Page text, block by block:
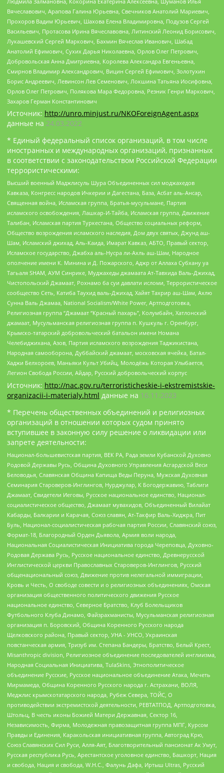
Вячеславович, Арапова Галина Юрьевна, Свечников Анатолий Мариевич,
Прохоров Вадим Юрьевич, Шахова Елена Владимировна, Подузов Сергей
Васильевич, Протасова Ирина Вячеславовна, Литинский Леонид Борисович,
Лукашевский Сергей Маркович, Бахмин Вячеслав Иванович, Шабад
Анатолий Ефимович, Сухих Дарья Николаевна, Орлов Олег Петрович,
Добровольская Анна Дмитриевна, Королева Александра Евгеньевна,
Смирнов Владимир Александрович, Вицин Сергей Ефимович, Золотухин
Борис Андреевич, Левинсон Лев Семенович, Локшина Татьяна Иосифовна,
Орлов Олег Петрович, Полякова Мара Федоровна, Резник Генри Маркович,
Захаров Герман Константинович
Источник: http://unro.minjust.ru/NKOForeignAgent.aspx
данные на 24.03.2022
* Единый федеральный список организаций, в том числе
иностранных и международных организаций, признанных
в соответствии с законодательством Российской Федерации
террористическими:
Высший военный Маджлисуль Шура Объединенных сил моджахедов
Кавказа, Конгресс народов Ичкерии и Дагестана, База, Асбат аль-Ансар,
Священная война, Исламская группа, Братья-мусульмане, Партия
исламского освобождения, Лашкар-И-Тайба, Исламская группа, Движение
Талибан, Исламская партия Туркестана, Общество социальных реформ,
Общество возрождения исламского наследия, Дом двух святых, Джунд аш-
Шам, Исламский джихад, Аль-Каида, Имарат Кавказ, АБТО, Правый сектор,
Исламское государство, Джабха аль-Нусра ли-Ахль аш-Шам, Народное
ополчение имени К. Минина и Д. Пожарского, Аджр от Аллаха Субхану уа
Тагьаля SHAM, АУМ Синрике, Муджахеды джамаата Ат-Тавхида Валь-Джихад,
Чистопольский Джамаат, Рохнамо ба суи давлати исломи, Террористическое
сообщество Сеть, Катиба Таухид валь-Джихад, Хайят Тахрир аш-Шам, Ахлю
Сунна Валь Джамаа, National Socialism/White Power, Артподготовка,
Религиозная группа “Джамаат “Красный пахарь”, Колумбайн, Хатлонский
джамаат, Мусульманская религиозная группа п. Кушкуль г. Оренбург,
Крымско-татарский добровольческий батальон имени Номана
Челебиджихана, Азов, Партия исламского возрождения Таджикистана,
Народная самооборона, Дуббайский джамаат, московская ячейка, Батал-
Хаджи Белхороев, Маньяки Культ Убийц, Молодёжь Которая Улыбается,
Легион Свобода России, Айдар, Русский добровольческий корпус
Источник: http://nac.gov.ru/terroristicheskie-i-ekstremistskie-
organizacii-i-materialy.html данные на 16.11.2023
* Перечень общественных объединений и религиозных
организаций в отношении которых судом принято
вступившее в законную силу решение о ликвидации или
запрете деятельности:
Национал-большевистская партия, ВЕК РА, Рада земли Кубанской Духовно
Родовой Державы Русь, Община Духовного Управления Асгардской Веси
Беловодья, Славянская Община Капища Веды Перуна, Мужская Духовная
Семинария Староверов-Инглингов, Нурджулар, К Богодержавию, Таблиги
Джамаат, Свидетели Иеговы, Русское национальное единство, Национал-
социалистическое общество, Джамаат мувахидов, Объединенный Вилайат
Кабарды, Балкарии и Карачая, Союз славян, Ат-Такфир Валь-Хиджра, Пит
Буль, Национал-социалистическая рабочая партия России, Славянский союз,
Формат-18, Благородный Орден Дьявола, Армия воли народа,
Национальная Социалистическая Инициатива города Череповца, Духовно-
Родовая Держава Русь, Русское национальное единство, Древнерусской
Инглистической церкви Православных Староверов-Инглингов, Русский
общенациональный союз, Движение против нелегальной иммиграции,
Кровь и Честь, О свободе совести и о религиозных объединениях, Омская
организация общественного политического движения Русское
национальное единство, Северное Братство, Клуб Болельщиков
Футбольного Клуба Динамо, Файзрахманисты, Мусульманская религиозная
организация п. Боровский, Община Коренного Русского народа
Щелковского района, Правый сектор, УНА - УНСО, Украинская
повстанческая армия, Тризуб им. Степана Бандеры, Братство, Белый Крест,
Misanthropic division, Религиозное объединение последователей инглиизма,
Народная Социальная Инициатива, TulaSkins, Этнополитическое
объединение Русские, Русское национальное объединение Атака, Мечеть
Мирмамеда, Община Коренного Русского народа г. Астрахани, ВОЛЯ,
Меджлис крымскотатарского народа, Рубеж Севера, ТОЙС, О
противодействии экстремистской деятельности, РЕВТАТПОД, Артподготовка,
Штольц, В честь иконы Божией Матери Державная, Сектор 16,
Независимость, Фирма, Молодежная правозащитная группа МПГ, Курсом
Правды и Единения, Каракольская инициативная группа, Автоград Крю,
Союз Славянских Сил Руси, Алля-Аят, Благотворительный пансионат Ак Умут,
Русская республика Русь, Арестантское уголовное единство, Башкорт, Нация
и свобода, Нация и свобода, W.H.С., Фалунь Дафа, Иртыш Ultras, Русский